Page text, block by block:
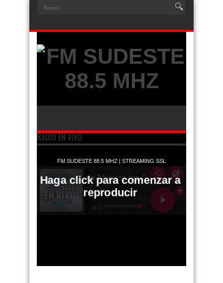
RADIO EN VIVO